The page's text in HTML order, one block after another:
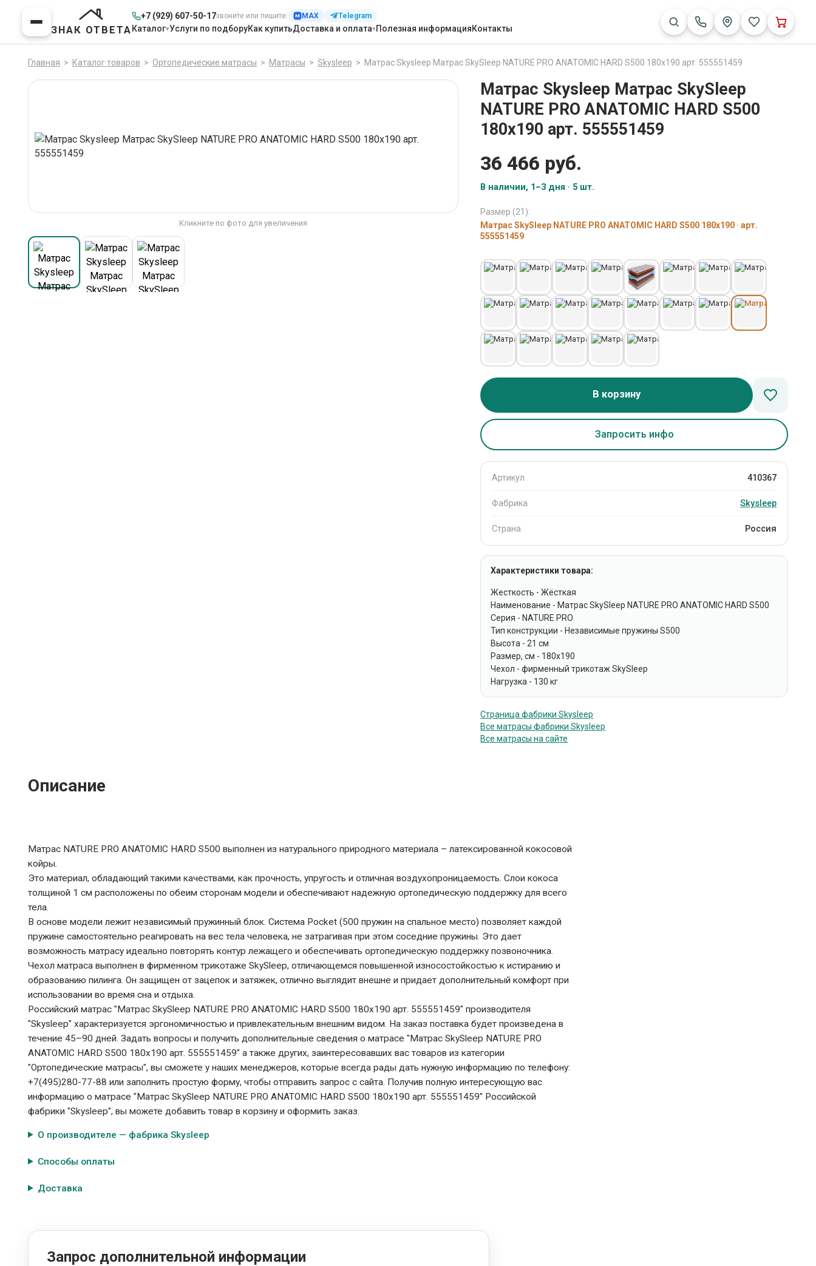
ЗНАК ОТВЕТА
+7 (929) 607-50-17звоните или пишите: MAX Telegram
Каталог Услуги по подборуКак купитьДоставка и оплата Полезная информацияКонтакты
Главная > Каталог товаров > Ортопедические матрасы > Матрасы > Skysleep > Матрас Skysleep Матрас SkySleep NATURE PRO ANATOMIC HARD S500 180x190 арт. 555551459
Кликните по фото для увеличения
Матрас Skysleep Матрас SkySleep
NATURE PRO ANATOMIC HARD S500
180x190 арт. 555551459
36 466 руб.
В наличии, 1–3 дня · 5 шт.
Размер (21):
Матрас SkySleep NATURE PRO ANATOMIC HARD S500 180x190 · арт.
555551459
В корзину
Запросить инфо
Артикул 410367
Фабрика Skysleep
Страна Россия
Характеристики товара:
Жесткость - Жёсткая
Наименование - Матрас SkySleep NATURE PRO ANATOMIC HARD S500
Серия - NATURE PRO
Тип конструкции - Независимые пружины S500
Высота - 21 см
Размер, см - 180x190
Чехол - фирменный трикотаж SkySleep
Нагрузка - 130 кг
Страница фабрики Skysleep
Все матрасы фабрики Skysleep
Все матрасы на сайте
Описание
Матрас NATURE PRO ANATOMIC HARD S500 выполнен из натурального природного материала – латексированной кокосовой
койры.
Это материал, обладающий такими качествами, как прочность, упругость и отличная воздухопроницаемость. Слои кокоса
толщиной 1 см расположены по обеим сторонам модели и обеспечивают надежную ортопедическую поддержку для всего
тела.
В основе модели лежит независимый пружинный блок. Система Pocket (500 пружин на спальное место) позволяет каждой
пружине самостоятельно реагировать на вес тела человека, не затрагивая при этом соседние пружины. Это дает
возможность матрасу идеально повторять контур лежащего и обеспечивать ортопедическую поддержку позвоночника.
Чехол матраса выполнен в фирменном трикотаже SkySleep, отличающемся повышенной износостойкостью к истиранию и
образованию пилинга. Он защищен от зацепок и затяжек, отлично выглядит внешне и придает дополнительный комфорт при
использовании во время сна и отдыха.
Российский матрас "Матрас SkySleep NATURE PRO ANATOMIC HARD S500 180x190 арт. 555551459" производителя
"Skysleep" характеризуется эргономичностью и привлекательным внешним видом. На заказ поставка будет произведена в
течение 45–90 дней. Задать вопросы и получить дополнительные сведения о матрасе "Матрас SkySleep NATURE PRO
ANATOMIC HARD S500 180x190 арт. 555551459" а также других, заинтересовавших вас товаров из категории
"Ортопедические матрасы", вы сможете у наших менеджеров, которые всегда рады дать нужную информацию по телефону:
+7(495)280-77-88 или заполнить простую форму, чтобы отправить запрос с сайта. Получив полную интересующую вас
информацию о матрасе "Матрас SkySleep NATURE PRO ANATOMIC HARD S500 180x190 арт. 555551459" Российской
фабрики "Skysleep", вы можете добавить товар в корзину и оформить заказ.
О производителе — фабрика Skysleep
Способы оплаты
Доставка
Запрос дополнительной информации